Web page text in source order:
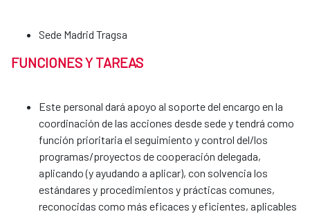
Sede Madrid Tragsa
FUNCIONES Y TAREAS
Este personal dará apoyo al soporte del encargo en la
coordinación de las acciones desde sede y tendrá como
función prioritaria el seguimiento y control del/los
programas/proyectos de cooperación delegada,
aplicando (y ayudando a aplicar), con solvencia los
estándares y procedimientos y prácticas comunes,
reconocidas como más eficaces y eficientes, aplicables